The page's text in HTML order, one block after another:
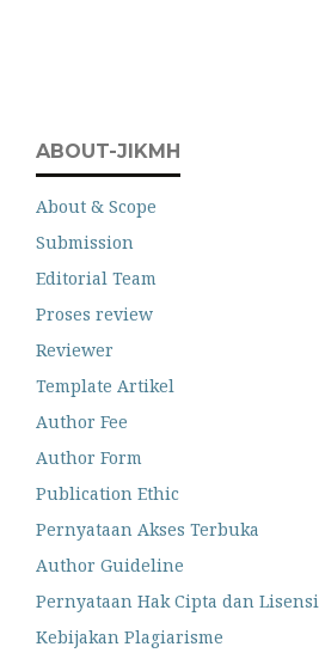
ABOUT-JIKMH
About & Scope
Submission
Editorial Team
Proses review
Reviewer
Template Artikel
Author Fee
Author Form
Publication Ethic
Pernyataan Akses Terbuka
Author Guideline
Pernyataan Hak Cipta dan Lisensi
Kebijakan Plagiarisme